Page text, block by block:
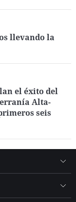
llevando la
el éxito del
Alta-
seis